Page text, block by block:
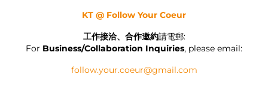
KT @ Follow Your Coeur
工作接洽、合作邀約請電郵:
For Business/Collaboration Inquiries, please email:
follow.your.coeur@gmail.com